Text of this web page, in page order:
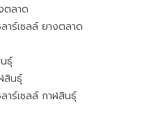
ตลาด
าร์เซลล์ ยางตลาด
ธุ์
สินธุ์
าร์เซลล์ กาฬสินธุ์